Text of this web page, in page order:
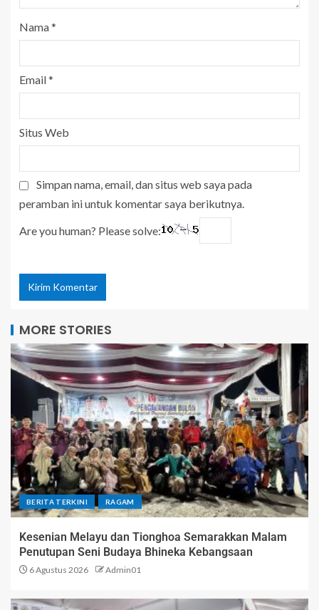
Nama*
Email*
Situs Web
Simpan nama, email, dan situs web saya pada
peramban ini untuk komentar saya berikutnya.
Are you human? Please solve:
MORE STORIES
BERITA TERKINI RAGAM
Kesenian Melayu dan Tionghoa Semarakkan Malam
Penutupan Seni Budaya Bhineka Kebangsaan
6 Agustus 2026 Admin01